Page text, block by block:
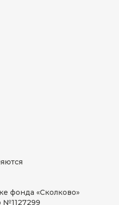
фонда «Сколково»
№1127299